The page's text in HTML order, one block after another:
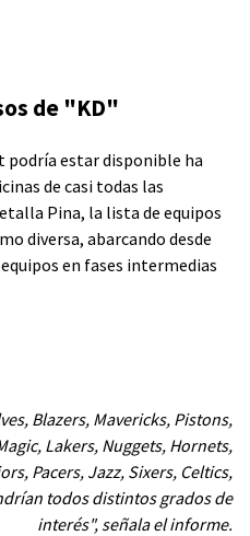
de "KD"
podría estar disponible ha
de casi todas las
Pina, la lista de equipos
diversa, abarcando desde
en fases intermedias
Blazers, Mavericks, Pistons,
Lakers, Nuggets, Hornets,
Pacers, Jazz, Sixers, Celtics,
todos distintos grados de
interés", señala el informe.